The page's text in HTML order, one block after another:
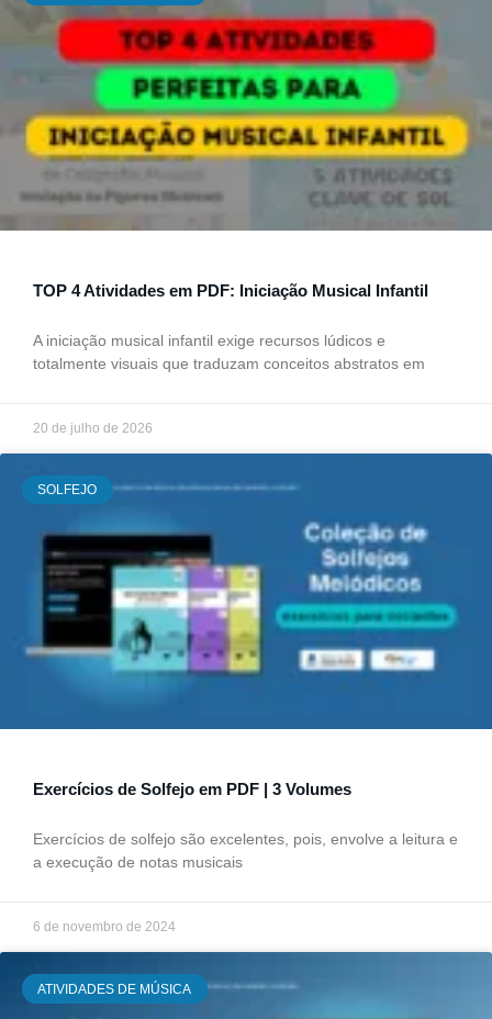
TOP 4 Atividades em PDF: Iniciação Musical Infantil
A iniciação musical infantil exige recursos lúdicos e
totalmente visuais que traduzam conceitos abstratos em
20 de julho de 2026
SOLFEJO
Exercícios de Solfejo em PDF | 3 Volumes
Exercícios de solfejo são excelentes, pois, envolve a leitura e
a execução de notas musicais
6 de novembro de 2024
ATIVIDADES DE MÚSICA